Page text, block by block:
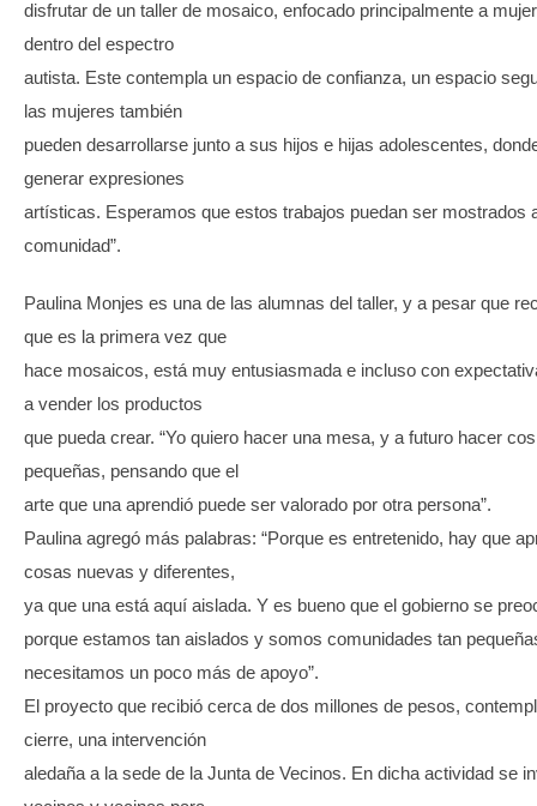
disfrutar de un taller de mosaico, enfocado principalmente a
dentro del espectro
autista. Este contempla un espacio de confianza, un espacio
las mujeres también
pueden desarrollarse junto a sus hijos e hijas adolescentes,
generar expresiones
artísticas. Esperamos que estos trabajos puedan ser mostrados
comunidad”.
Paulina Monjes es una de las alumnas del taller, y a pesar que
que es la primera vez que
hace mosaicos, está muy entusiasmada e incluso con
a vender los productos
que pueda crear. “Yo quiero hacer una mesa, y a futuro hacer
pequeñas, pensando que el
arte que una aprendió puede ser valorado por otra persona”.
Paulina agregó más palabras: “Porque es entretenido, hay que
cosas nuevas y diferentes,
ya que una está aquí aislada. Y es bueno que el gobierno se
porque estamos tan aislados y somos comunidades tan
necesitamos un poco más de apoyo”.
El proyecto que recibió cerca de dos millones de pesos,
cierre, una intervención
aledaña a la sede de la Junta de Vecinos. En dicha actividad se